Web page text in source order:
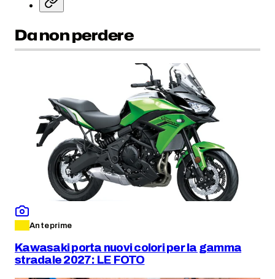
Da non perdere
Anteprime
Kawasaki porta nuovi colori per la gamma
stradale 2027: LE FOTO